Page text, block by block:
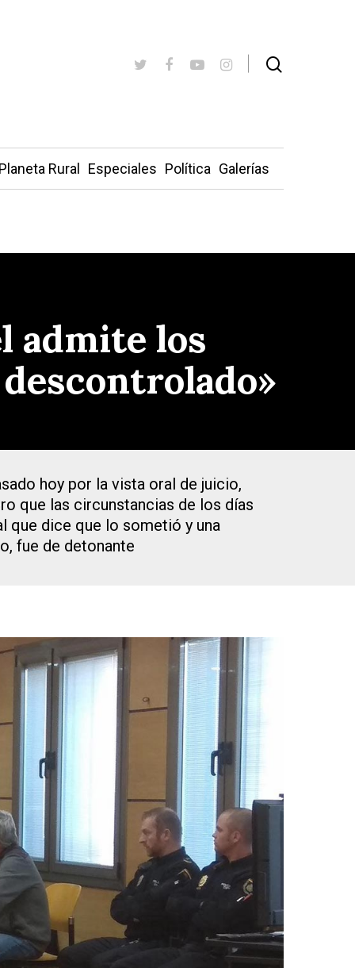
Planeta Rural Especiales Política Galerías
admite los
descontrolado»
hoy por la vista oral de juicio,
que las circunstancias de los días
que dice que lo sometió y una
fue de detonante